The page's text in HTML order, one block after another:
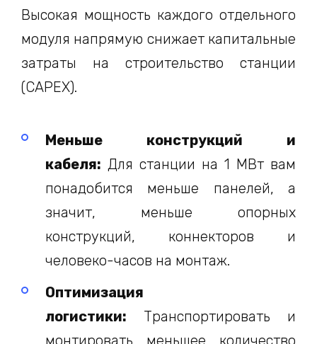
Высокая мощность каждого отдельного
модуля напрямую снижает капитальные
затраты на строительство станции
(CAPEX).
Меньше конструкций и
кабеля: Для станции на 1 МВт вам
понадобится меньше панелей, а
значит, меньше опорных
конструкций, коннекторов и
человеко-часов на монтаж.
Оптимизация
логистики: Транспортировать и